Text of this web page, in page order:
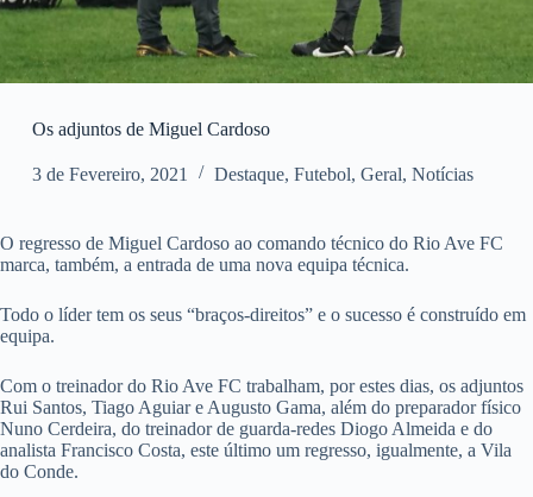
Os adjuntos de Miguel Cardoso
3 de Fevereiro, 2021 Destaque, Futebol, Geral, Notícias
O regresso de Miguel Cardoso ao comando técnico do Rio Ave FC
marca, também, a entrada de uma nova equipa técnica.
Todo o líder tem os seus “braços-direitos” e o sucesso é construído em
equipa.
Com o treinador do Rio Ave FC trabalham, por estes dias, os adjuntos
Rui Santos, Tiago Aguiar e Augusto Gama, além do preparador físico
Nuno Cerdeira, do treinador de guarda-redes Diogo Almeida e do
analista Francisco Costa, este último um regresso, igualmente, a Vila
do Conde.